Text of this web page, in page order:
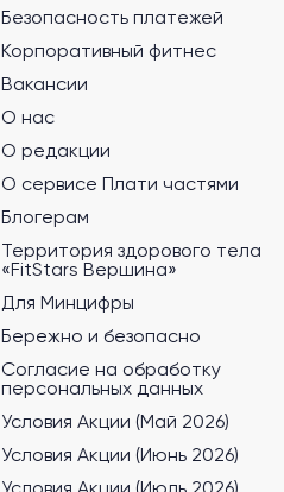
Безопасность платежей
Корпоративный фитнес
Вакансии
О нас
О редакции
О сервисе Плати частями
Блогерам
Территория здорового тела
«FitStars Вершина»
Для Минцифры
Бережно и безопасно
Согласие на обработку
персональных данных
Условия Акции (Май 2026)
Условия Акции (Июнь 2026)